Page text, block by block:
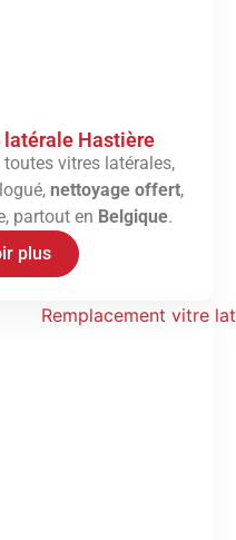
Hastière
vitres latérales,
nettoyage offert,
partout en Belgique.
plus